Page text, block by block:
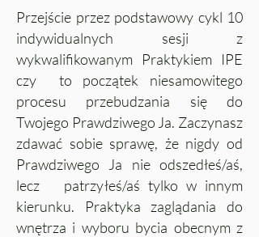
Przejście przez podstawowy cykl 10
indywidualnych sesji z
wykwalifikowanym Praktykiem IPE
czy to początek niesamowitego
procesu przebudzania się do
Twojego Prawdziwego Ja. Zaczynasz
zdawać sobie sprawę, że nigdy od
Prawdziwego Ja nie odszedłeś/aś,
lecz patrzyłeś/aś tylko w innym
kierunku. Praktyka zaglądania do
wnętrza i wyboru bycia obecnym z